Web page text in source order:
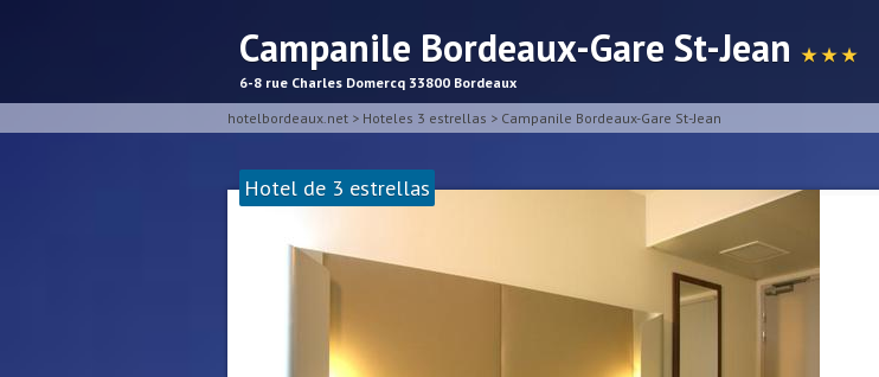
Campanile Bordeaux-Gare St-Jean ★ ★ ★
6-8 rue Charles Domercq 33800 Bordeaux
hotelbordeaux.net > Hoteles 3 estrellas > Campanile Bordeaux-Gare St-Jean
Hotel de 3 estrellas